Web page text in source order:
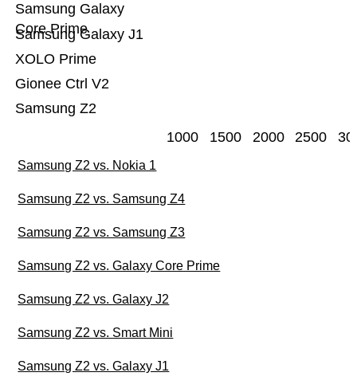
Samsung Z2
Gionee Ctrl V2
XOLO Prime
Samsung Galaxy J1
Samsung Galaxy
Core Prime
1000 1500 2000 2500
Samsung Z2 vs. Nokia 1
Samsung Z2 vs. Samsung Z4
Samsung Z2 vs. Samsung Z3
Samsung Z2 vs. Galaxy Core Prime
Samsung Z2 vs. Galaxy J2
Samsung Z2 vs. Smart Mini
Samsung Z2 vs. Galaxy J1